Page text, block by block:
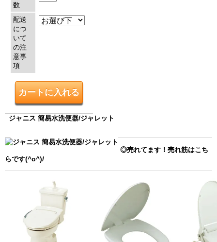
数
配送
につ
いて
の注
意事
項
ジャニス 簡易水洗便器/ジャレット
◎売れてます！売れ筋はこち
らです(^o^)/